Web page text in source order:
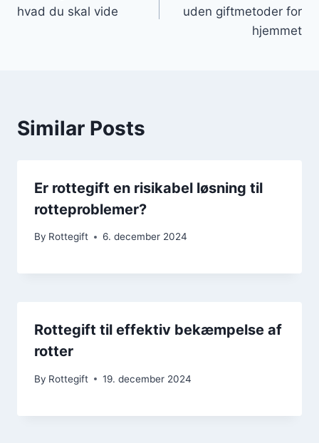
hvad du skal vide
uden giftmetoder for
hjemmet
Similar Posts
Er rottegift en risikabel løsning til
rotteproblemer?
By Rottegift 6. december 2024
Rottegift til effektiv bekæmpelse af
rotter
By Rottegift 19. december 2024